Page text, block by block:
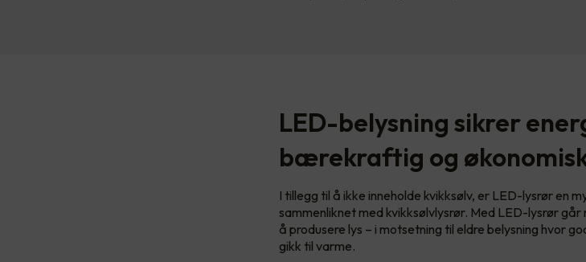
LED-belysning sikrer
bærekraftig og
I tillegg til å ikke inneholde kvikksølv, er LED-lysrør en
sammenliknet med kvikksølvlysrør. Med LED-lysrør
å produsere lys – i motsetning til eldre belysning hvor
gikk til varme.